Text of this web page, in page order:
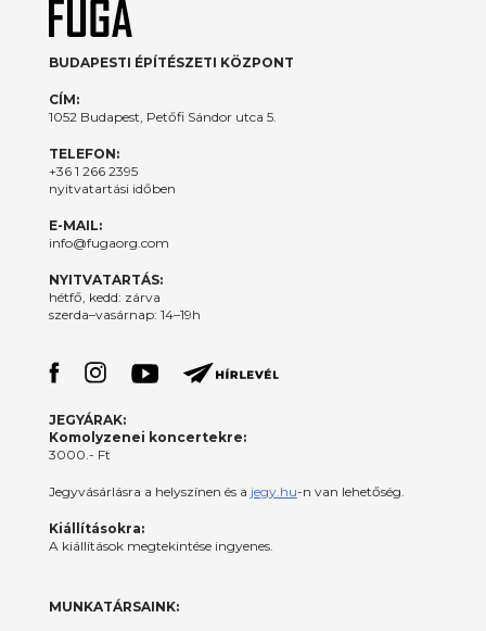
BUDAPESTI ÉPÍTÉSZETI KÖZPONT
CÍM:
1052 Budapest, Petőfi Sándor utca 5.
TELEFON:
+36 1 266 2395
nyitvatartási időben
E-MAIL:
info@fugaorg.com
NYITVATARTÁS:
hétfő, kedd: zárva
szerda–vasárnap: 14–19h
JEGYÁRAK:
Komolyzenei koncertekre:
3000.- Ft
Jegyvásárlásra a helyszínen és a jegy.hu-n van lehetőség.
Kiállításokra:
A kiállítások megtekintése ingyenes.
MUNKATÁRSAINK: